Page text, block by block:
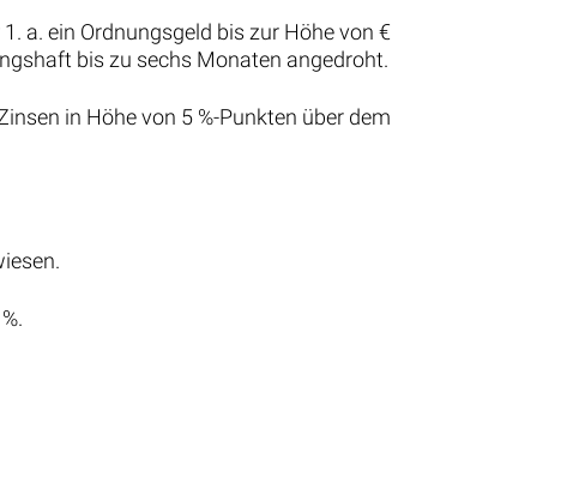
a. ein Ordnungsgeld bis zur Höhe von €
bis zu sechs Monaten angedroht.
in Höhe von 5 %-Punkten über dem